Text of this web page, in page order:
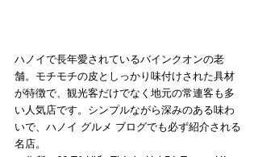
ハノイで長年愛されているバインクオンの老
舗。モチモチの皮としっかり味付けされた具材
が特徴で、観光客だけでなく地元の常連客も多
い人気店です。シンプルながら深みのある味わ
いで、ハノイ グルメ ブログでも必ず紹介される
名店。